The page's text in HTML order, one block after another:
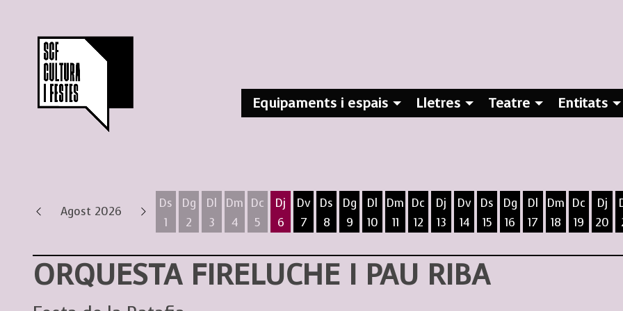
Equipaments i espais Lletres Teatre Entitats
Agost 2026
Ds
1
Dg
2
Dl
3
Dm
4
Dc
5
Dj
6
Dv
7
Ds
8
Dg
9
Dl
10
Dm
11
Dc
12
Dj
13
Dv
14
Ds
15
Dg
16
Dl
17
Dm
18
Dc
19
Dj
20
ORQUESTA FIRELUCHE I PAU RIBA